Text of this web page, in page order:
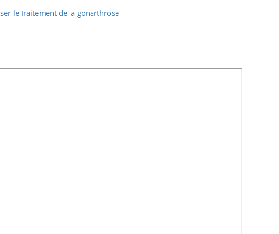
le traitement de la gonarthrose
irritabilité, brouillard mental ou
En 2026, l'insuline dans le diabète de type 2